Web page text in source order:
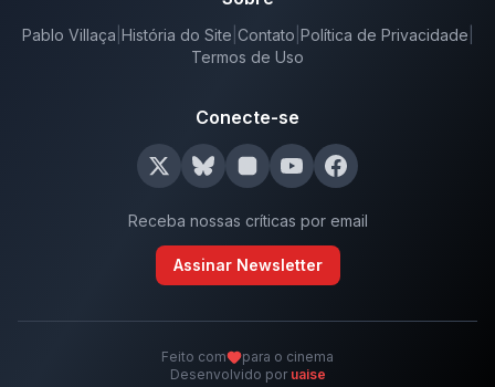
Pablo Villaça História do Site Contato Política de Privacidade
Termos de Uso
Conecte-se
Receba nossas críticas por email
Assinar Newsletter
Feito com
para o cinema
Desenvolvido por uaise